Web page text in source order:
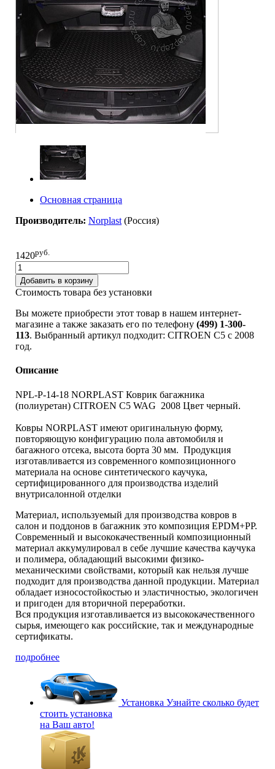
Основная страница
Производитель: Norplast (Pоссия)
1420руб.
Добавить в корзину
Стоимость товара без установки
Вы можете приобрести этот товар в нашем интернет-
магазине а также заказать его по телефону (499) 1-300-
113. Выбранный артикул подходит: CITROEN C5 c 2008
год.
Описание
NPL-P-14-18 NORPLAST Коврик багажника
(полиуретан) CITROEN C5 WAG 2008 Цвет черный.
Ковры NORPLAST имеют оригинальную форму,
повторяющую конфигурацию пола автомобиля и
багажного отсека, высота борта 30 мм. Продукция
изготавливается из современного композиционного
материала на основе синтетического каучука,
сертифицированного для производства изделий
внутрисалонной отделки
Материал, используемый для производства ковров в
салон и поддонов в багажник это композиция EPDM+PP.
Современный и высококачественный композиционный
материал аккумулировал в себе лучшие качества каучука
и полимера, обладающий высокими физико-
механическими свойствами, который как нельзя лучше
подходит для производства данной продукции. Материал
обладает износостойкостью и эластичностью, экологичен
и пригоден для вторичной переработки.
Вся продукция изготавливается из высококачественного
сырья, имеющего как российские, так и международные
сертификаты.
подробнее
Установка Узнайте сколько будет
стоить установка
на Ваш авто!